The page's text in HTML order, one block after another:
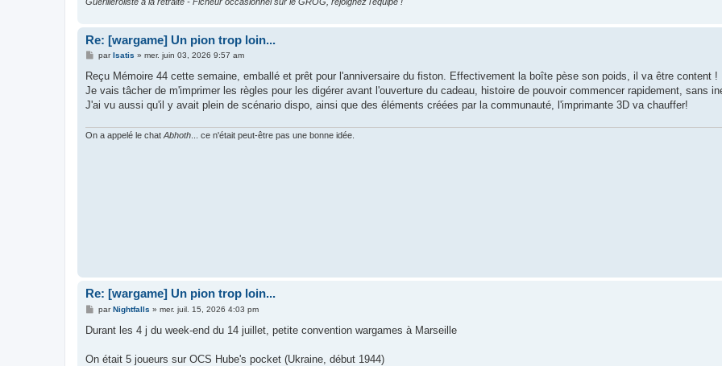
Re: [wargame] Un pion trop loin...
M
s
a
g
parIsatis » mer. juin 03, 2026 9:57 am
Reçu Mémoire 44 cette semaine, emballé et prêt pour l'anniversaire du fiston. Effectivement la boîte pèse son poids, il va être content !
Je vais tâcher de m'imprimer les règles pour les digérer avant l'ouverture du cadeau, histoire de pouvoir commencer rapidement, sans
J'ai vu aussi qu'il y avait plein de scénario dispo, ainsi que des éléments créées par la communauté, l'imprimante 3D va chauffer!
On a appelé le chat Abhoth ... ce n'était peut-être pas une bonne idée.
Re: [wargame] Un pion trop loin...
M
s
g
parNightfalls » mer. juil. 15, 2026 4:03 pm
Durant les 4 j du week-end du 14 juillet, petite convention wargames à Marseille
On était 5 joueurs sur OCS Hube's pocket (Ukraine, début 1944)